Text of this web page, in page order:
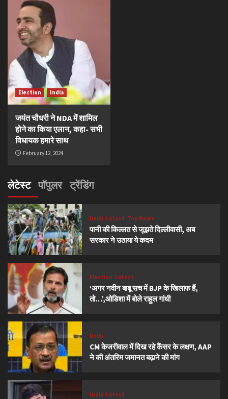
Election India
जयंत चौधरी ने NDA में शामिल
होने का किया एलान, कहा- सभी
विधायक हमारे साथ
February 12, 2024
लेटेस्ट पॉपुलर ट्रेंडिंग
Delhi Latest Top News
पानी की किल्लत से जूझते दिल्लीवासी, अब
सरकार ने उठाया ये कदम
Election Latest
‘अगर नवीन बाबू सच में BJP के खिलाफ हैं,
तो…’,ओडिशा में बोले राहुल गांधी
Delhi
CM केजरीवाल में दिख रहे कैंसर के लक्षण, AAP
ने की अंतरिम जमानत बढ़ाने की मांग
India Latest